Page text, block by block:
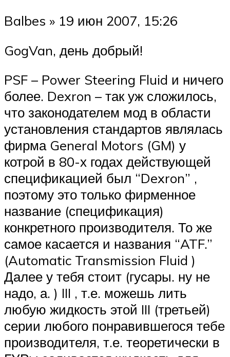
Balbes » 19 июн 2007, 15:26
GogVan, день добрый!
PSF – Power Steering Fluid и ничего
более. Dexron – так уж сложилось,
что законодателем мод в области
установления стандартов являлась
фирма General Motors (GM) у
котрой в 80-х годах действующей
спецификацией был “Dexron” ,
поэтому это только фирменное
название (спецификация)
конкретного производителя. То же
самое касается и названия “ATF.”
(Automatic Transmission Fluid )
Далее у тебя стоит (гусары. ну не
надо, а. ) III , т.е. можешь лить
любую жидкость этой III (третьей)
серии любого понравившегося тебе
производителя, т.е. теоретически в